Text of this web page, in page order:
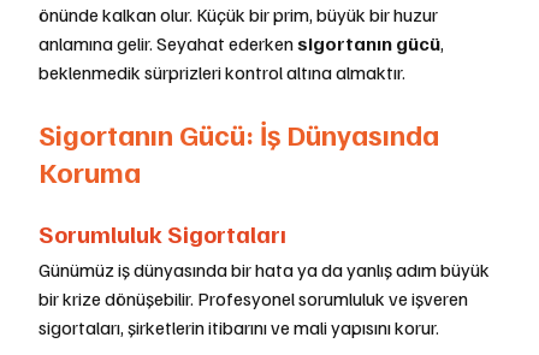
önünde kalkan olur. Küçük bir prim, büyük bir huzur
anlamına gelir. Seyahat ederken sigortanın gücü,
beklenmedik sürprizleri kontrol altına almaktır.
Sigortanın Gücü: İş Dünyasında
Koruma
Sorumluluk Sigortaları
Günümüz iş dünyasında bir hata ya da yanlış adım büyük
bir krize dönüşebilir. Profesyonel sorumluluk ve işveren
sigortaları, şirketlerin itibarını ve mali yapısını korur.